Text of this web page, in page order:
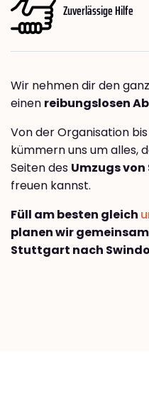
Zuverlässige Hilfe
Wir nehmen dir den
einen reibungslosen
Von der Organisation
kümmern uns um alles,
Seiten des Umzugs
freuen kannst.
Füll am besten gleich
planen wir
Stuttgart nach